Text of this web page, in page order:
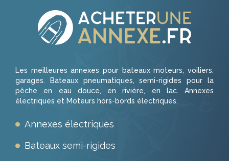
Les meilleures annexes pour bateaux moteurs, voiliers,
garages. Bateaux pneumatiques, semi-rigides pour la
pêche en eau douce, en rivière, en lac. Annexes
électriques et Moteurs hors-bords électriques.
Annexes électriques
Bateaux semi-rigides